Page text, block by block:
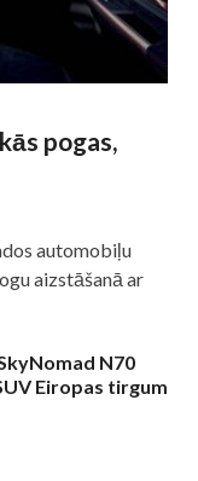
pogas,
automobiļu
aizstāšanā ar
N70
Eiropas tirgum